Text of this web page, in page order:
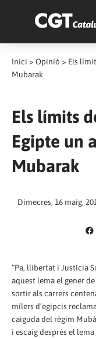
Inici > Opinió > Els
Mubarak
Els límits
Egipte un
Mubarak
Dimecres, 16 maig,
“Pa, llibertat i Justícia
aquest lema el gener de
sortir als carrers
milers d’egipcis
caiguda del règim
i escaig després el